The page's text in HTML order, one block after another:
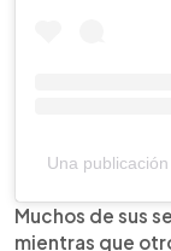
Una
Muchos de sus
mientras que